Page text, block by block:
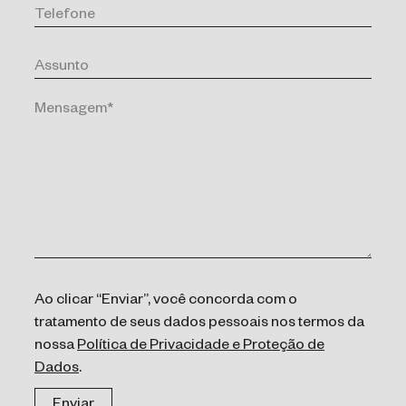
Ao clicar “Enviar”, você concorda com o
tratamento de seus dados pessoais nos termos da
nossaPolítica de Privacidade e Proteção de
Dados.